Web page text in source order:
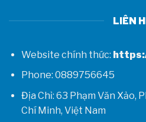
LIÊN
Website chính thức:
Phone: 0889756645
Địa Chỉ: 63 Phạm Văn Xảo,
Chí Minh, Việt Nam